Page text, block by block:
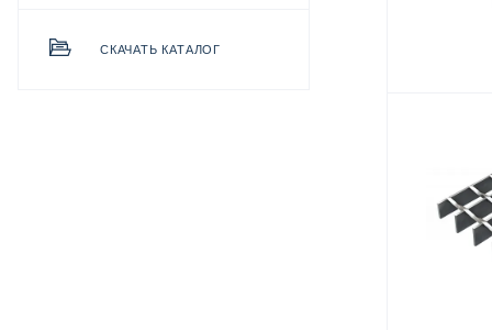
СКАЧАТЬ КАТАЛОГ